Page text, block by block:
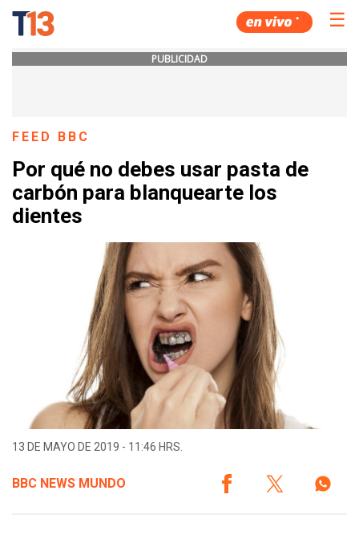
☰
PUBLICIDAD
FEED BBC
Por qué no debes usar pasta de
carbón para blanquearte los
dientes
13 DE MAYO DE 2019 - 11:46 HRS.
BBC NEWS MUNDO